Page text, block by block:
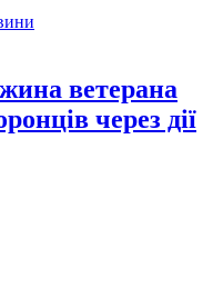
ветерана
через дії